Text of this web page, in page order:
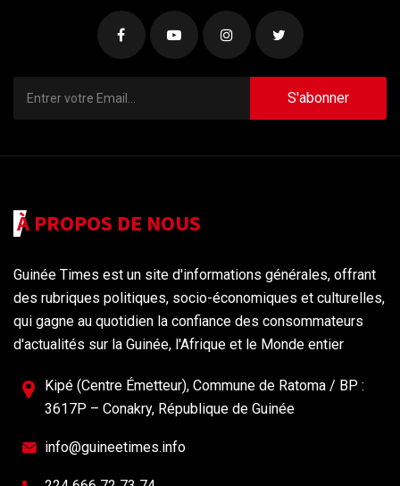
S'abonner
À PROPOS DE NOUS
Guinée Times est un site d'informations générales, offrant
des rubriques politiques, socio-économiques et culturelles,
qui gagne au quotidien la confiance des consommateurs
d'actualités sur la Guinée, l'Afrique et le Monde entier
Kipé (Centre Émetteur), Commune de Ratoma / BP :
3617P – Conakry, République de Guinée
info@guineetimes.info